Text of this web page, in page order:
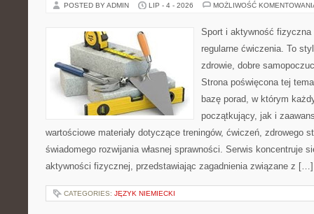
POSTED BY ADMIN LIP - 4 - 2026 MOŻLIWOŚĆ
Sport i aktywność
regularne ćwiczenia. To
zdrowie, dobre
Strona poświęcona tej
bazę porad, w którym
początkujący, jak i
wartościowe materiały dotyczące treningów, ćwiczeń, zdrowego
świadomego rozwijania własnej sprawności. Serwis koncentruje
aktywności fizycznej, przedstawiając zagadnienia związane z […]
CATEGORIES: JĘZYK NIEMIECKI